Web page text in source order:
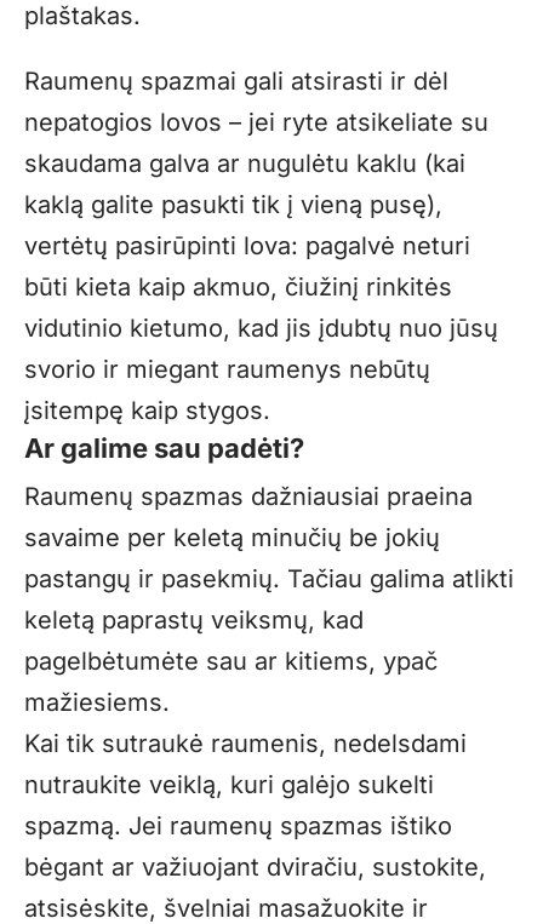
plaštakas.
Raumenų spazmai gali atsirasti ir dėl
nepatogios lovos – jei ryte atsikeliate su
skaudama galva ar nugulėtu kaklu (kai
kaklą galite pasukti tik į vieną pusę),
vertėtų pasirūpinti lova: pagalvė neturi
būti kieta kaip akmuo, čiužinį rinkitės
vidutinio kietumo, kad jis įdubtų nuo jūsų
svorio ir miegant raumenys nebūtų
įsitempę kaip stygos.
Ar galime sau padėti?
Raumenų spazmas dažniausiai praeina
savaime per keletą minučių be jokių
pastangų ir pasekmių. Tačiau galima atlikti
keletą paprastų veiksmų, kad
pagelbėtumėte sau ar kitiems, ypač
mažiesiems.
Kai tik sutraukė raumenis, nedelsdami
nutraukite veiklą, kuri galėjo sukelti
spazmą. Jei raumenų spazmas ištiko
bėgant ar važiuojant dviračiu, sustokite,
atsisėskite, švelniai masažuokite ir